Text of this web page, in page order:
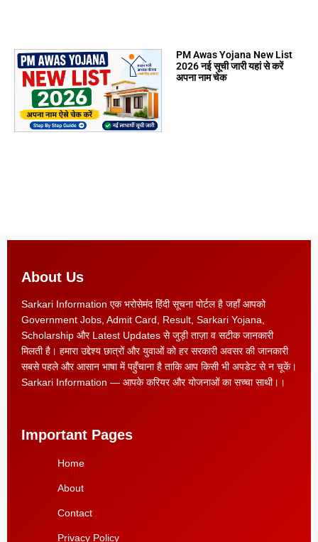
PM Awas Yojana New List
2026 नई सूची जारी यहां से करें
अपना नाम चेक
About Us
Sarkari Information एक भरोसेमंद हिंदी सूचना पोर्टल है जहाँ आपको
Government Jobs, Admit Card, Result, Sarkari Yojana,
Scholarship और Latest Updates से जुड़ी ताज़ा व सटीक जानकारी
मिलती है। हमारा उद्देश्य छात्रों और युवाओं को हर सरकारी अवसर की जानकारी
सबसे पहले और आसान भाषा में पहुँचाना है ताकि आप किसी भी अपडेट से न चूकें।
Sarkari Information — आपके करियर और योजनाओं का सच्चा साथी।।
Important Pages
Home
About
Contact
Privacy Policy